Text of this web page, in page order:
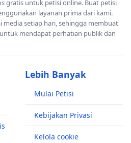
ab initio,yaituSecara
sah → batal sejak awal
harus dikoreksi
tidak imbang → putaran kedua
ditetapkan berdasarkan
pertama
gratis untuk petisi online. Buat petisi
layanan prima dari kami.
media setiap hari, sehingga membuat
mendapat perhatian publik dan
Lebih Banyak
Mulai Petisi
Kebijakan Privasi
Kelola cookie